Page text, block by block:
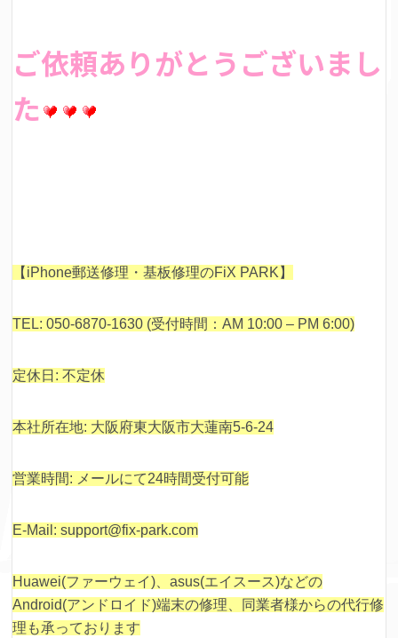
ご依頼ありがとうございまし
た
【iPhone郵送修理・基板修理のFiX PARK】
TEL: 050-6870-1630 (受付時間：AM 10:00 – PM 6:00)
定休日: 不定休
本社所在地: 大阪府東大阪市大蓮南5-6-24
営業時間: メールにて24時間受付可能
E-Mail: support@fix-park.com
Huawei(ファーウェイ)、asus(エイスース)などの
Android(アンドロイド)端末の修理、同業者様からの代行修
理も承っております